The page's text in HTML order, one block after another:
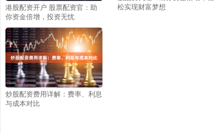
港股配资开户 股票配资官：助
你资金倍增，投资无忧
松实现财富梦想
炒股配资费用详解：费率、利息
与成本对比